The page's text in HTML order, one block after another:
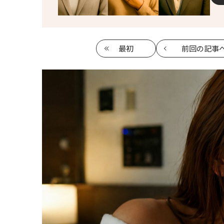
最初 前回の記事